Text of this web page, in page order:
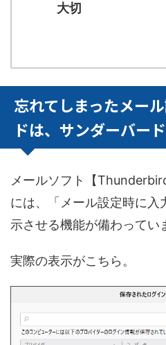
大切
忘れてしまったメー
ドは、サンダーバー
メールソフト【
には、「メール設定時に入
示させる機能が備わってい
実際の表示がこちら。